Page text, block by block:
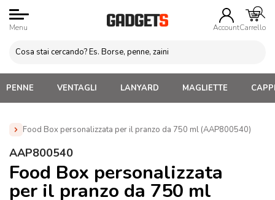
Menu AccountCarrello
PENNE VENTAGLI LANYARD MAGLIETTE
Food Box personalizzata per il pranzo da 750 ml (AAP800540)
Home » Gadget Cucina
AAP800540
Food Box personalizzata
per il pranzo da 750 ml